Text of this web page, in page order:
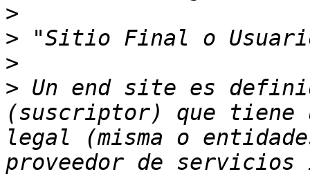
>
>
>
> Un end site es
(suscriptor) que tiene
legal (misma o